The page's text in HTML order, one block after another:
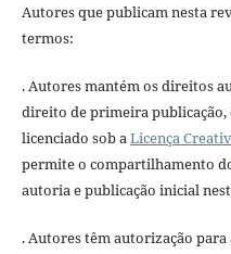
Autores que publicam nesta
termos:
. Autores mantém os direitos
direito de primeira
licenciado sob aLicença
permite o compartilhamento
autoria e publicação inicial
. Autores têm autorização